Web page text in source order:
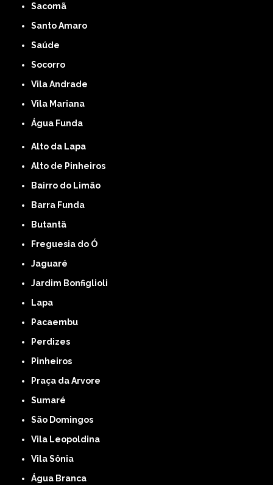
Sacomã
Santo Amaro
Saúde
Socorro
Vila Andrade
Vila Mariana
Água Funda
Alto da Lapa
Alto de Pinheiros
Bairro do Limão
Barra Funda
Butantã
Freguesia do Ó
Jaguaré
Jardim Bonfiglioli
Lapa
Pacaembu
Perdizes
Pinheiros
Praça da Arvore
Sumaré
São Domingos
Vila Leopoldina
Vila Sônia
Água Branca